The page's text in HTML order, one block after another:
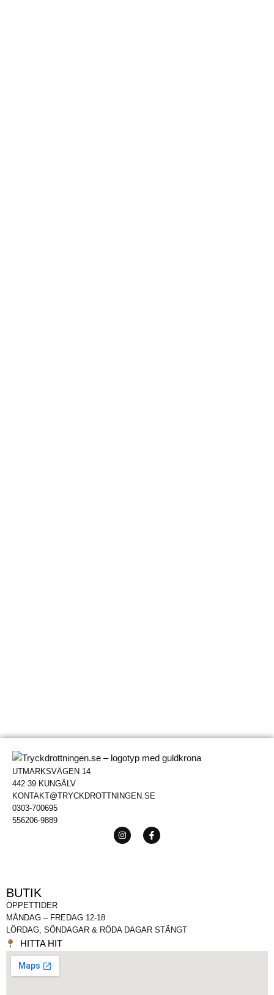
UTMARKSVÄGEN 14
442 39 KUNGÄLV
KONTAKT@TRYCKDROTTNINGEN.SE
0303-700695
556206-9889
BUTIK
ÖPPETTIDER
MÅNDAG – FREDAG 12-18
LÖRDAG, SÖNDAGAR & RÖDA DAGAR STÄNGT
HITTA HIT